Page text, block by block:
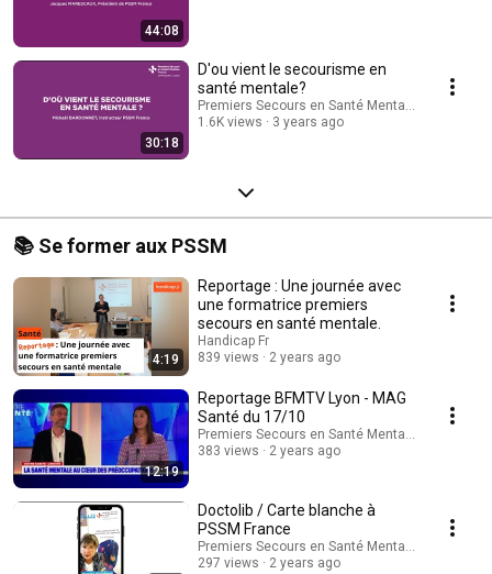
44:08
30:18
D'ou vient le secourisme en
santé mentale?
Premiers Secours en Santé Mentale - France
1.6K views
3 years ago
📚 Se former aux PSSM
4:19
Reportage : Une journée avec
une formatrice premiers
secours en santé mentale.
Handicap Fr
839 views
2 years ago
12:19
Reportage BFMTV Lyon - MAG
Santé du 17/10
Premiers Secours en Santé Mentale - France
383 views
2 years ago
Doctolib / Carte blanche à
PSSM France
Premiers Secours en Santé Mentale - France
297 views
2 years ago